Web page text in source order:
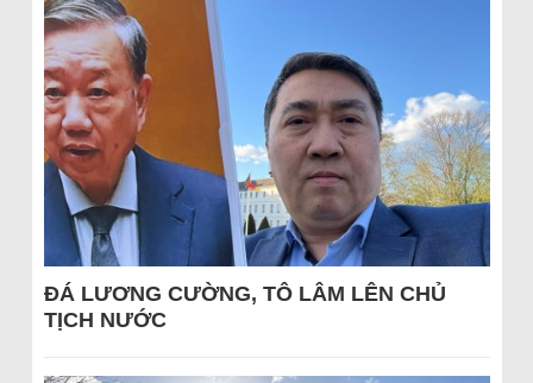
ĐÁ LƯƠNG CƯỜNG, TÔ LÂM LÊN CHỦ
TỊCH NƯỚC